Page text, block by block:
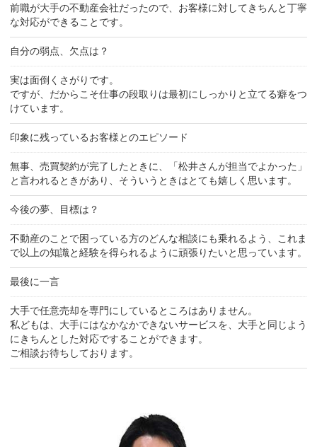
前職が大手の不動産会社だったので、お客様に対してきちんと丁寧
な対応ができることです。
自分の弱点、欠点は？
実は面倒くさがりです。
ですが、だからこそ仕事の段取りは最初にしっかりと立てる癖をつ
けています。
印象に残っているお客様とのエピソード
無事、売買契約が完了したときに、「松井さんが担当でよかった」
と言われるときがあり、そういうときはとても嬉しく思います。
今後の夢、目標は？
不動産のことで困っている方のどんな相談にも乗れるよう、これま
で以上の知識と経験を得られるように頑張りたいと思っています。
最後に一言
大手で任意売却を専門にしているところはありません。
私どもは、大手にはなかなかできないサービスを、大手と同じよう
にきちんとした対応ですることができます。
ご相談お待ちしております。